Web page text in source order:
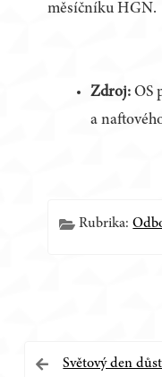
měsíčníku HGN.
Zdroj: OS
a
Rubrika:
Navigace
Světový den